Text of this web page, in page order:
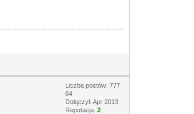
Liczba postów: 777
64
Dołączył: Apr 2013
Reputacja:2